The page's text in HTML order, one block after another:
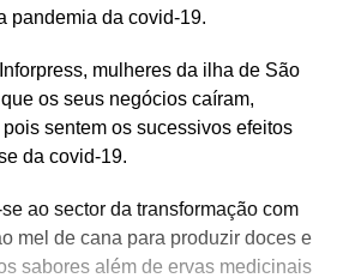
pandemia da covid-19.
mulheres da ilha de São
os seus negócios caíram,
sentem os sucessivos efeitos
da covid-19.
ao sector da transformação com
mel de cana para produzir doces e
sabores além de ervas medicinais